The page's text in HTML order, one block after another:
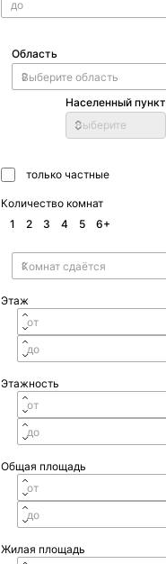
Область
Населенный пункт
Выберите
только частные
Количество комнат
1
2 3 4 5 6+
Этаж
Этажность
Общая площадь
Жилая площадь